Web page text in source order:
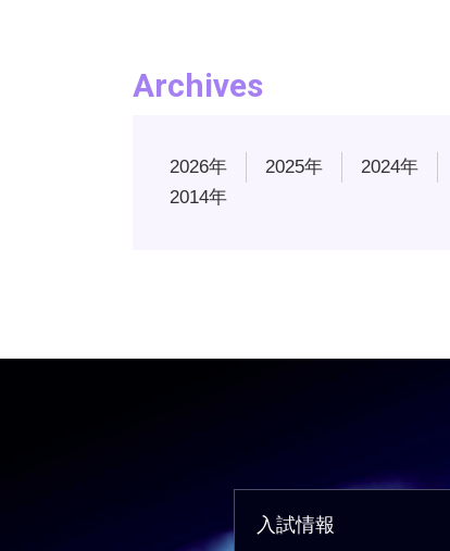
Archives
2026年 2025年 2024年
2014年
入試情報